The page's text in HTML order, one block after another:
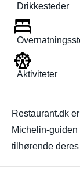
Drikkesteder
Aktiviteter
Restaurant.dk
Michelin-
tilhørende